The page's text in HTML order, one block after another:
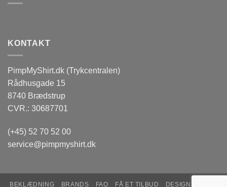
KONTAKT
PimpMyShirt.dk (Trykcentralen)
Rådhusgade 15
8740 Brædstrup
CVR.: 30687701
(+45) 52 70 52 00
service@pimpmyshirt.dk
BEKLÆDNING BRANDS FAQ FÅ ET TILBUD DESIGN EDITOR